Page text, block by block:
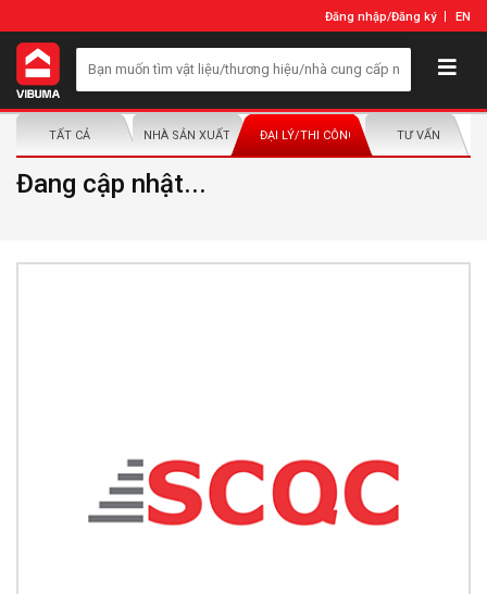
Đăng nhập/Đăng ký EN
TẤT CẢ NHÀ SẢN XUẤT/NHÀ PHÂN PHỐIĐẠI LÝ/THI CÔNG LẮP ĐẶTTƯ VẤN
Đang cập nhật...